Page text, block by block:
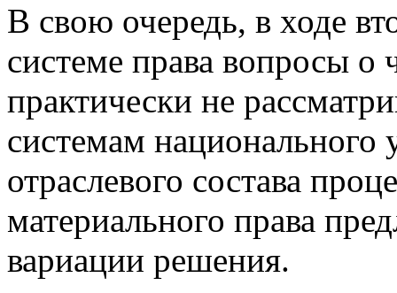
В свою очередь, в ходе
системе права вопросы о
практически не
системам
отраслевого состава
материального права
вариации решения.